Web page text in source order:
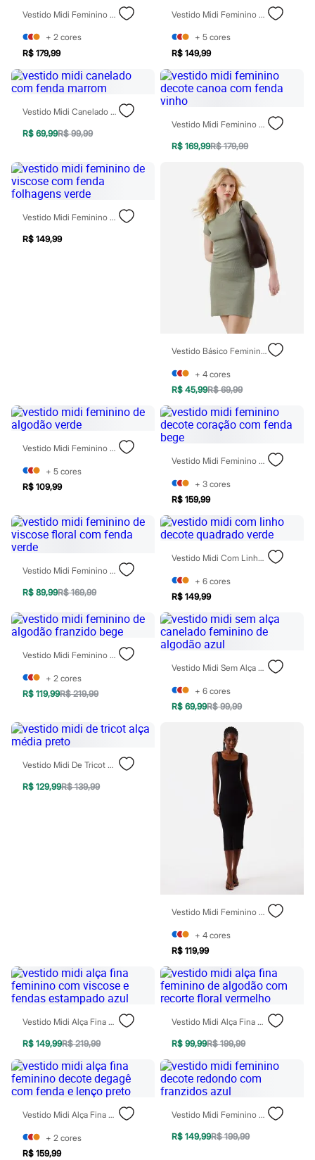
Moda íntima
Calcinhas
Cintas e Modeladores
Meias
Pijamas
Sutiãs e Tops
Moda praia
Biquínis
Maiôs
Saídas de praia
Personagens
Blusas e Camisetas
Calças
Casacos e Jaquetas
Moda esportiva
Shorts e Saias
Vestidos
Polos
Acessórios
Bolsas e Mochilas
Chapéus e Bonés
Carteiras
Óculos
Botas
Chinelos
Sapatos
Tênis
Moda esportiva
Acessórios
Bermudas
Camisetas
Calças
Calçados
Regatas
Moda íntima
Cuecas
Meias
Moda praia
Personagens
Plus size
Blusas e Camisetas
Camisas
1 a 5 anos
4 a 12 anos
10 a 16 anos
Roupas menino
0 a 24 meses
1 a 5 anos
4 a 12 anos
10 a 16 anos
Acessórios
Recém-nascido
Bolsas e Mochilas
Calçados
Botas
Chinelos
Pantufas
Vestido Midi Feminino Com Linho E Fenda Verde
+ 2 cores
R$ 179,99
Vestido Midi Feminino Com Linho E Fenda Verde
+ 5 cores
R$ 149,99
Vestido Midi Canelado Com Fenda Marrom
R$ 69,99R$ 99,99
Vestido Midi Feminino Decote Canoa Com Fenda Vinho
R$ 169,99R$ 179,99
Vestido Midi Feminino De Viscose Com Fenda Folhagens Verde
R$ 149,99
Vestido Básico Feminino De Algodão Canelado Verde
+ 4 cores
R$ 45,99R$ 69,99
Vestido Midi Feminino De Algodão Verde
+ 5 cores
R$ 109,99
Vestido Midi Feminino Decote Coração Com Fenda Bege
+ 3 cores
R$ 159,99
Vestido Midi Feminino De Viscose Floral Com Fenda Verde
R$ 89,99R$ 169,99
Vestido Midi Com Linho Decote Quadrado Verde
+ 6 cores
R$ 149,99
Vestido Midi Feminino De Algodão Franzido Bege
+ 2 cores
R$ 119,99R$ 219,99
Vestido Midi Sem Alça Canelado Feminino De Algodão Azul
+ 6 cores
R$ 69,99R$ 99,99
Vestido Midi De Tricot Alça Média Preto
R$ 129,99R$ 139,99
Vestido Midi Feminino De Algodão Decote Quadrado Básico Preto
+ 4 cores
R$ 119,99
Vestido Midi Alça Fina Feminino Com Viscose E Fendas Estampado Azul
R$ 149,99R$ 219,99
Vestido Midi Alça Fina Feminino De Algodão Com Recorte Floral Vermelho
R$ 99,99R$ 199,99
Vestido Midi Alça Fina Feminino Decote Degagê Com Fenda E Lenço Preto
+ 2 cores
R$ 159,99
Vestido Midi Feminino Decote Redondo Com Franzidos Azul
R$ 149,99R$ 199,99